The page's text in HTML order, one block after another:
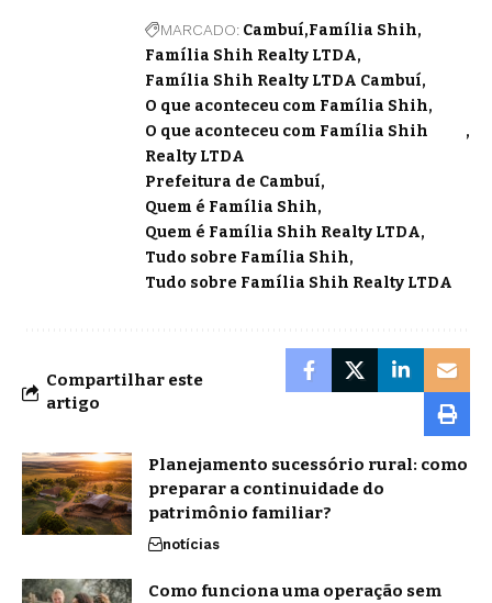
MARCADO: Cambuí Família Shih
Família Shih Realty LTDA
Família Shih Realty LTDA Cambuí
O que aconteceu com Família Shih
O que aconteceu com Família Shih
Realty LTDA
Prefeitura de Cambuí
Quem é Família Shih
Quem é Família Shih Realty LTDA
Tudo sobre Família Shih
Tudo sobre Família Shih Realty LTDA
Compartilhar este
artigo
Planejamento sucessório rural: como
preparar a continuidade do
patrimônio familiar?
notícias
Como funciona uma operação sem